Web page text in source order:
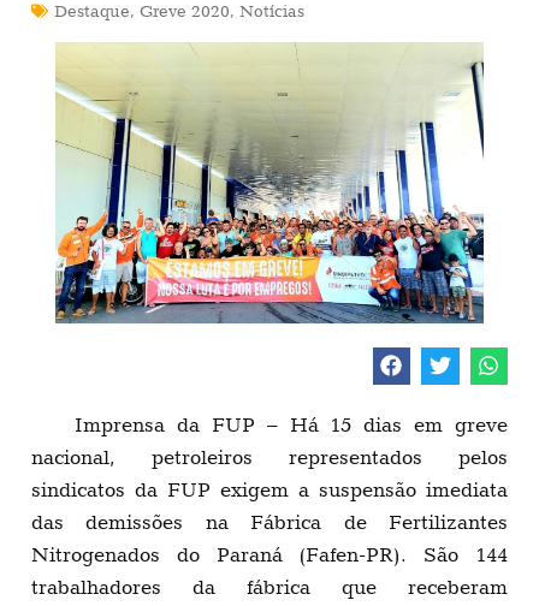
Destaque, Greve 2020, Notícias
Imprensa da FUP – Há 15 dias em greve
nacional, petroleiros representados pelos
sindicatos da FUP exigem a suspensão imediata
das demissões na Fábrica de Fertilizantes
Nitrogenados do Paraná (Fafen-PR). São 144
trabalhadores da fábrica que receberam